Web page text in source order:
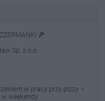
🍕
Sp. z o.o.
w pracy przy pizzy –
weekendy.